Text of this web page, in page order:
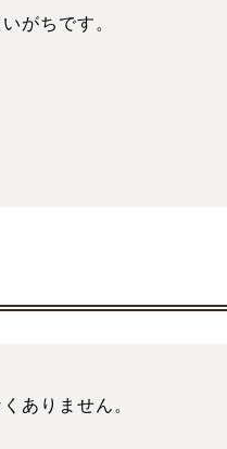
がちです。
ありません。